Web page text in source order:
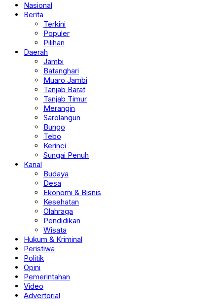
Nasional
Berita
Terkini
Populer
Pilihan
Daerah
Jambi
Batanghari
Muaro Jambi
Tanjab Barat
Tanjab Timur
Merangin
Sarolangun
Bungo
Tebo
Kerinci
Sungai Penuh
Kanal
Budaya
Desa
Ekonomi & Bisnis
Kesehatan
Olahraga
Pendidikan
Wisata
Hukum & Kriminal
Peristiwa
Politik
Opini
Pemerintahan
Video
Advertorial